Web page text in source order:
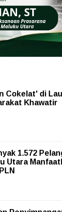
Cokelat' di
Khawatir
1.572
Utara